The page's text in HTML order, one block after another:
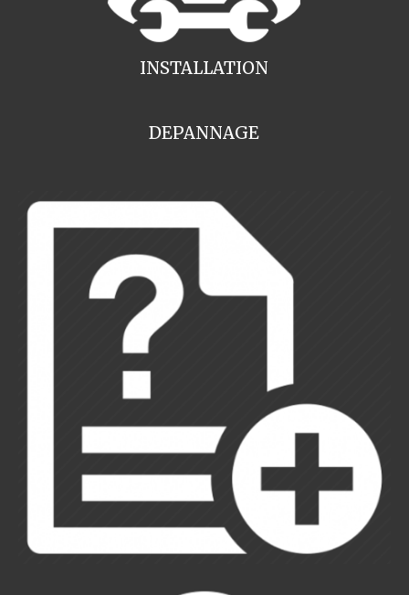
INSTALLATION
DEPANNAGE